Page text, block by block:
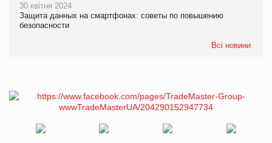
30 квітня 2024
Защита данных на смартфонах: советы по повышению
безопасности
Всі новини